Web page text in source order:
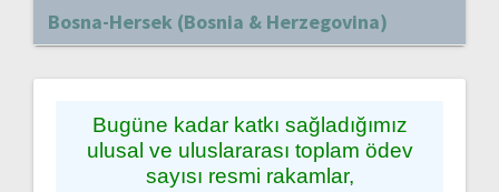
Bosna-Hersek (Bosnia & Herzegovina)
Bugüne kadar katkı sağladığımız
ulusal ve uluslararası toplam ödev
sayısı resmi rakamlar,